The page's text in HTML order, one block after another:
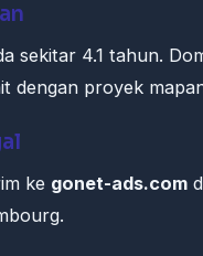
sekitar 4.1 tahun.
dengan proyek
ke gonet-ads.com